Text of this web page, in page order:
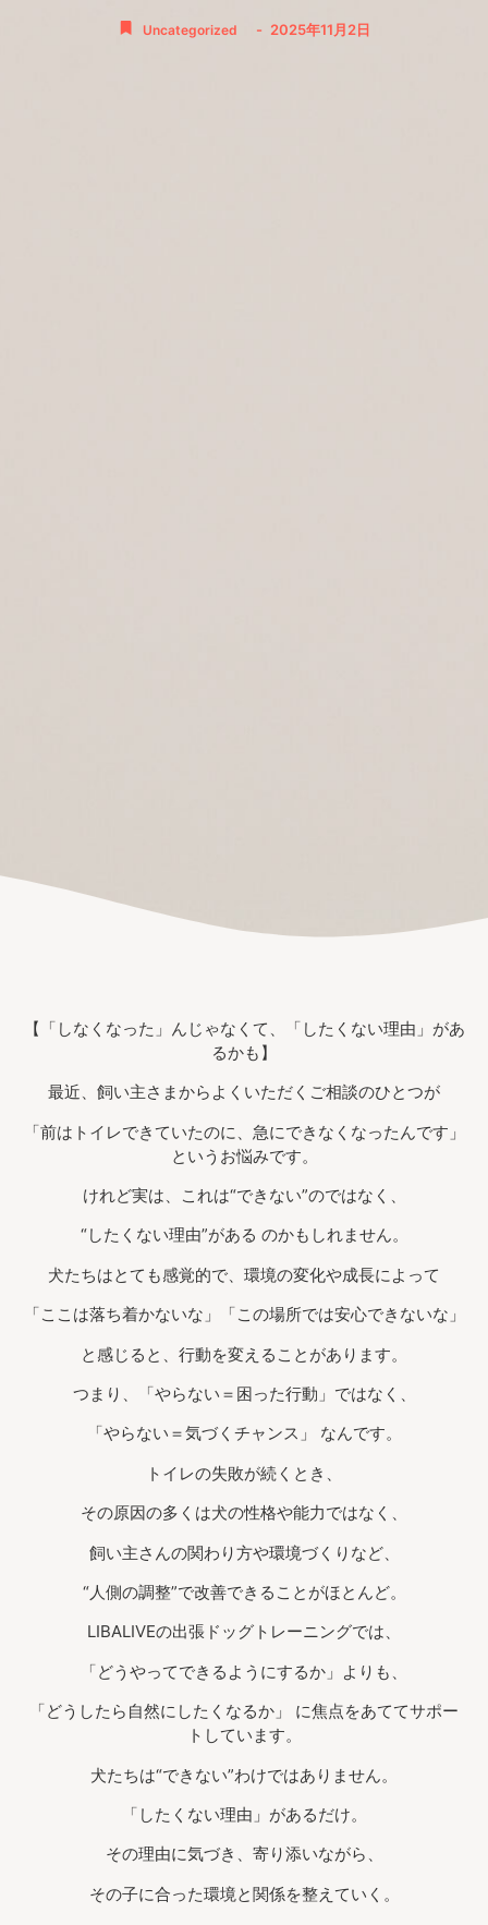
Uncategorized - 2025年11月2日
【「しなくなった」んじゃなくて、「したくない理由」があ
るかも】
最近、飼い主さまからよくいただくご相談のひとつが
「前はトイレできていたのに、急にできなくなったんです」
というお悩みです。
けれど実は、これは“できない”のではなく、
“したくない理由”がある のかもしれません。
犬たちはとても感覚的で、環境の変化や成長によって
「ここは落ち着かないな」「この場所では安心できないな」
と感じると、行動を変えることがあります。
つまり、「やらない＝困った行動」ではなく、
「やらない＝気づくチャンス」 なんです。
トイレの失敗が続くとき、
その原因の多くは犬の性格や能力ではなく、
飼い主さんの関わり方や環境づくりなど、
“人側の調整”で改善できることがほとんど。
LIBALIVEの出張ドッグトレーニングでは、
「どうやってできるようにするか」よりも、
「どうしたら自然にしたくなるか」 に焦点をあててサポー
トしています。
犬たちは“できない”わけではありません。
「したくない理由」があるだけ。
その理由に気づき、寄り添いながら、
その子に合った環境と関係を整えていく。